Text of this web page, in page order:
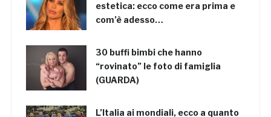
estetica: ecco come era prima e
com’è adesso…
30 buffi bimbi che hanno
“rovinato” le foto di famiglia
(GUARDA)
L’Italia ai mondiali, ecco a quanto